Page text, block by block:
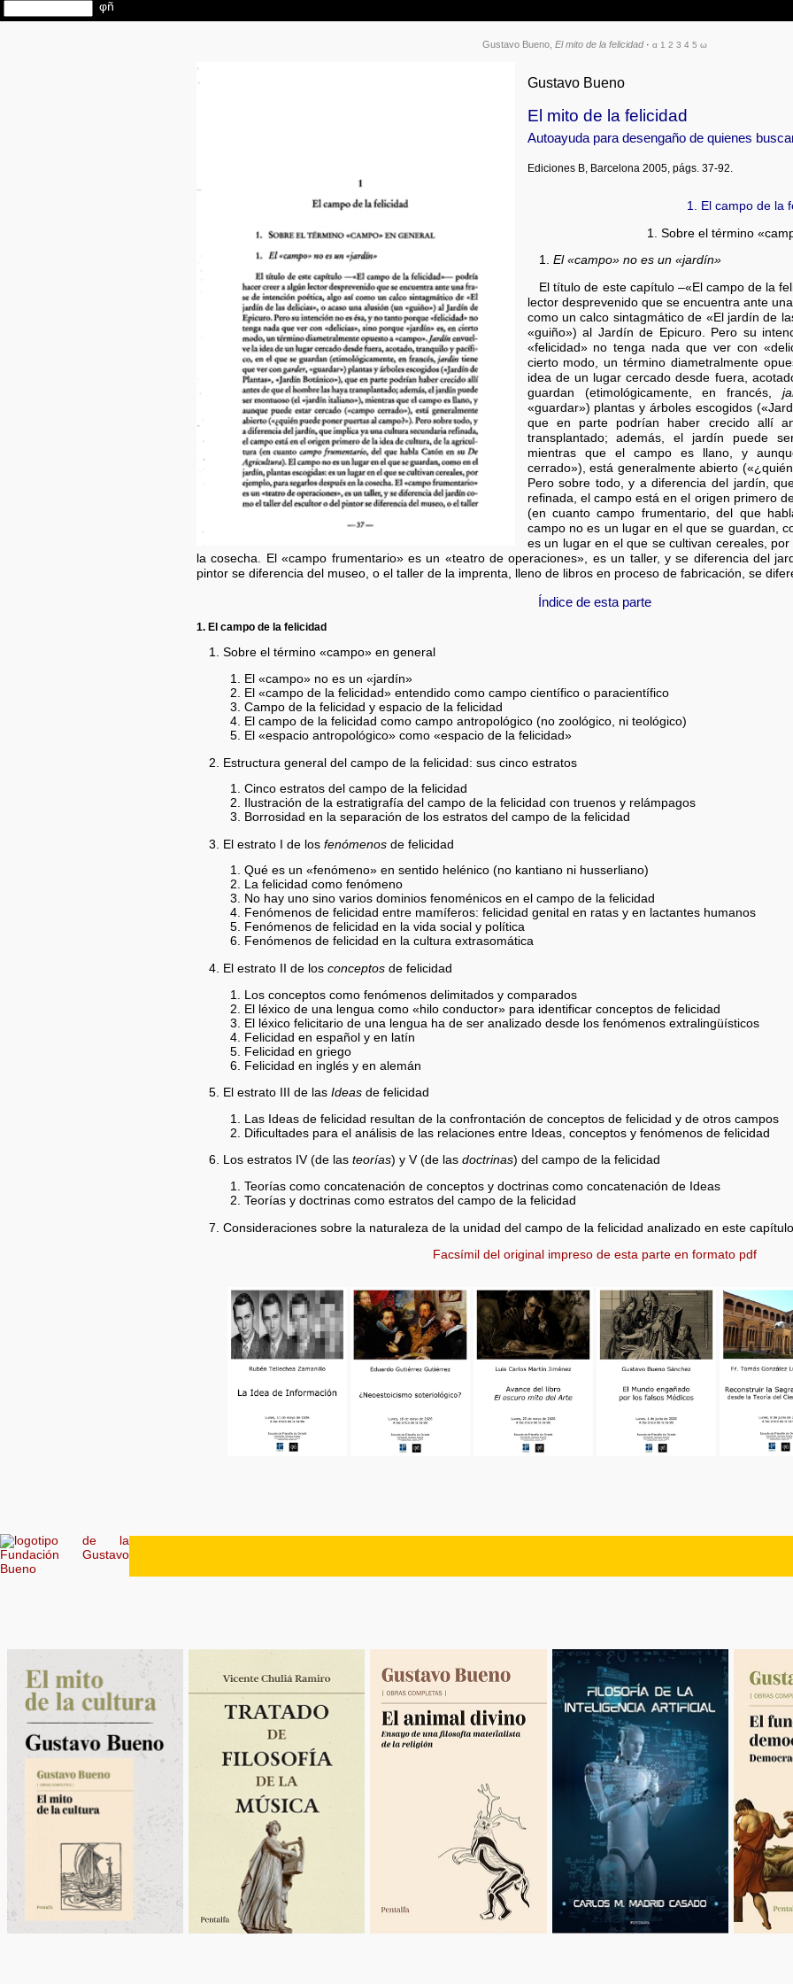
Gustavo Bueno, El mito de la felicidad· α 1 2 3 4 5 ω
Gustavo Bueno
El mito de la felicidad
Autoayuda para desengaño de quienes
Ediciones B, Barcelona 2005, págs. 37-92.
1. El campo de la
1. Sobre el término
1.El «campo» no es un «jardín»
El título de este capítulo –«El campo de la
lector desprevenido que se encuentra ante
como un calco sintagmático de «El jardín de
«guiño») al Jardín de Epicuro. Pero su
«felicidad» no tenga nada que ver con
cierto modo, un término diametralmente
idea de un lugar cercado desde fuera,
guardan (etimológicamente, en francés,
«guardar») plantas y árboles escogidos
que en parte podrían haber crecido allí
transplantado; además, el jardín puede
mientras que el campo es llano, y
cerrado»), está generalmente abierto
Pero sobre todo, y a diferencia del jardín,
refinada, el campo está en el origen primero
(en cuanto campo frumentario, del que
campo no es un lugar en el que se guardan,
es un lugar en el que se cultivan cereales,
la cosecha. El «campo frumentario» es un «teatro de operaciones», es un taller, y se diferencia del
pintor se diferencia del museo, o el taller de la imprenta, lleno de libros en proceso de fabricación, se
Índice de esta parte
1. El campo de la felicidad
1. Sobre el término «campo» en general
El «campo» no es un «jardín»
El «campo de la felicidad» entendido como campo científico o paracientífico
Campo de la felicidad y espacio de la felicidad
El campo de la felicidad como campo antropológico (no zoológico, ni teológico)
El «espacio antropológico» como «espacio de la felicidad»
2. Estructura general del campo de la felicidad: sus cinco estratos
Cinco estratos del campo de la felicidad
Ilustración de la estratigrafía del campo de la felicidad con truenos y relámpagos
Borrosidad en la separación de los estratos del campo de la felicidad
3. El estrato I de los fenómenosde felicidad
Qué es un «fenómeno» en sentido helénico (no kantiano ni husserliano)
La felicidad como fenómeno
No hay uno sino varios dominios fenoménicos en el campo de la felicidad
Fenómenos de felicidad entre mamíferos: felicidad genital en ratas y en lactantes humanos
Fenómenos de felicidad en la vida social y política
Fenómenos de felicidad en la cultura extrasomática
4. El estrato II de los conceptosde felicidad
Los conceptos como fenómenos delimitados y comparados
El léxico de una lengua como «hilo conductor» para identificar conceptos de felicidad
El léxico felicitario de una lengua ha de ser analizado desde los fenómenos extralingüísticos
Felicidad en español y en latín
Felicidad en griego
Felicidad en inglés y en alemán
5. El estrato III de las Ideasde felicidad
Las Ideas de felicidad resultan de la confrontación de conceptos de felicidad y de otros campos
Dificultades para el análisis de las relaciones entre Ideas, conceptos y fenómenos de felicidad
6. Los estratos IV (de las teorías) y V (de las doctrinas) del campo de la felicidad
Teorías como concatenación de conceptos y doctrinas como concatenación de Ideas
Teorías y doctrinas como estratos del campo de la felicidad
7. Consideraciones sobre la naturaleza de la unidad del campo de la felicidad analizado en este capítulo
Facsímil del original impreso de esta parte en formato pdf